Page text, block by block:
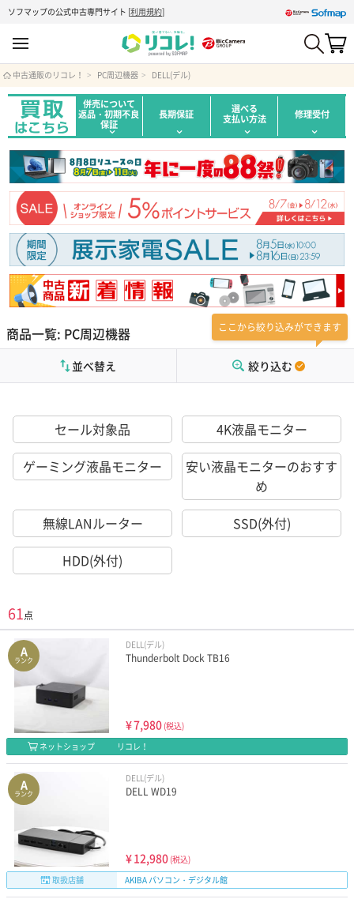
ソフマップの公式中古専門サイト [利用規約]
中古通販のリコレ！ PC周辺機器 DELL(デル)
併売について
返品・初期不良
保証
長期保証 選べる
支払い方法 修理受付
商品一覧: PC周辺機器 ここから絞り込みができます
絞り込む
並べ替え
セール対象品
4K液晶モニター
ゲーミング液晶モニター
安い液晶モニターのおすす
め
無線LANルーター
SSD(外付)
HDD(外付)
61点
A
ランク
DELL(デル)
Thunderbolt Dock TB16
¥7,980 (税込)
ネットショップ
リコレ！
A
ランク
DELL(デル)
DELL WD19
¥12,980 (税込)
取扱店舗
AKIBA パソコン・デジタル館